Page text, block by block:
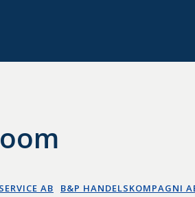
AB
B&P HANDELSKOMPAGNI